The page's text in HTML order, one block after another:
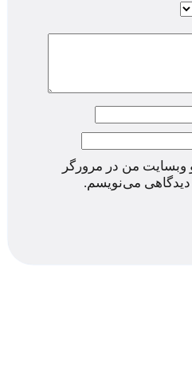
وبسایت من در مرورگر
دیدگاهی می‌نویسم.